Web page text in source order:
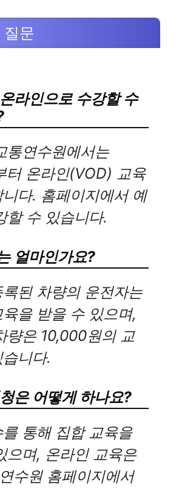
질문
라인으로 수강할 수
통연수원에서는
온라인(VOD) 교육
다. 홈페이지에서 예
할 수 있습니다.
얼마인가요?
록된 차량의 운전자는
을 받을 수 있으며,
량은 10,000원의 교
니다.
은 어떻게 하나요?
를 통해 집합 교육을
으며, 온라인 교육은
수원 홈페이지에서